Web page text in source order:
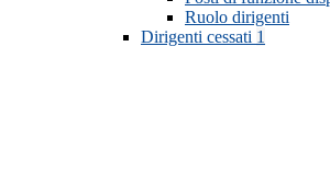
Ruolo dirigenti
Dirigenti cessati 1